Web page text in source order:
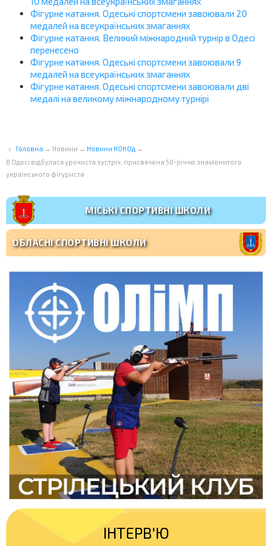
Фігурне катання. Одеські спортсмени завоювали 20
медалей на всеукраїнських змаганнях
Фігурне катання. Великий міжнародний турнір в Одесі
перенесено
Фігурне катання. Одеські спортсмени завоювали 9
медалей на всеукраїнських змаганнях
Фігурне катання. Одеські cпортсмени завоювали дві
медалі на великому міжнародному турнірі
Головна → Новини → Новини НОКОд →
В Одесі відбулася урочиста зустріч, присвячена 50-річчю знаменитого
українського фігуриста
МІСЬКІ СПОРТИВНІ ШКОЛИ
ОБЛАСНІ СПОРТИВНІ ШКОЛИ
ІНТЕРВ'Ю